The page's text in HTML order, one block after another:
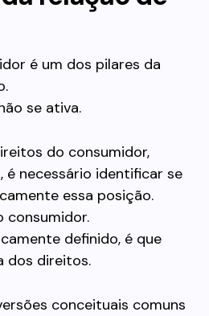
é um dos pilares da
se ativa.
do consumidor,
necessário identificar se
essa posição.
consumidor.
definido, é que
dos direitos.
conceituais comuns